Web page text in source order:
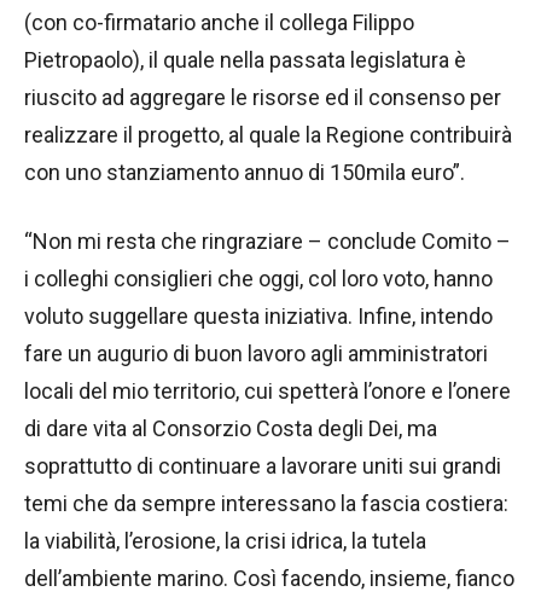
(con co-firmatario anche il collega Filippo
Pietropaolo), il quale nella passata legislatura è
riuscito ad aggregare le risorse ed il consenso per
realizzare il progetto, al quale la Regione contribuirà
con uno stanziamento annuo di 150mila euro”.
“Non mi resta che ringraziare – conclude Comito –
i colleghi consiglieri che oggi, col loro voto, hanno
voluto suggellare questa iniziativa. Infine, intendo
fare un augurio di buon lavoro agli amministratori
locali del mio territorio, cui spetterà l’onore e l’onere
di dare vita al Consorzio Costa degli Dei, ma
soprattutto di continuare a lavorare uniti sui grandi
temi che da sempre interessano la fascia costiera:
la viabilità, l’erosione, la crisi idrica, la tutela
dell’ambiente marino. Così facendo, insieme, fianco